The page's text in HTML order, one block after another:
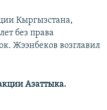
Кыргызстана,
без права
Жээнбеков возглавил
Азаттыка.